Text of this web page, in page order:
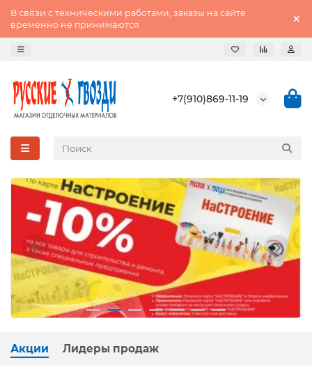
В связи с техническими работами, заказы на сайте
временно не принимаются
+7(910)869-11-19
Акции Лидеры продаж